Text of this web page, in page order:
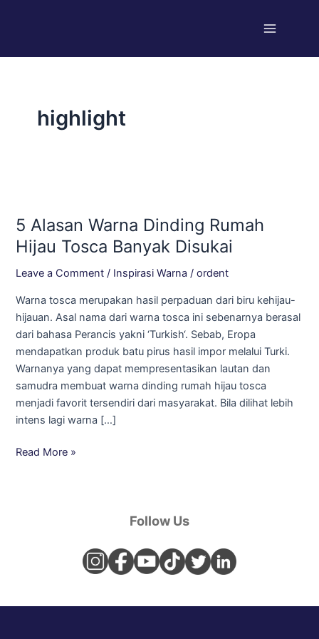
highlight
5 Alasan Warna Dinding Rumah
Hijau Tosca Banyak Disukai
Leave a Comment / Inspirasi Warna /ordent
Warna tosca merupakan hasil perpaduan dari biru kehijau-
hijauan. Asal nama dari warna tosca ini sebenarnya berasal
dari bahasa Perancis yakni ‘Turkish‘. Sebab, Eropa
mendapatkan produk batu pirus hasil impor melalui Turki.
Warnanya yang dapat mempresentasikan lautan dan
samudra membuat warna dinding rumah hijau tosca
menjadi favorit tersendiri dari masyarakat. Bila dilihat lebih
intens lagi warna […]
Warna
Dinding
Rumah
Hijau
Disukai
Read More »
Follow Us